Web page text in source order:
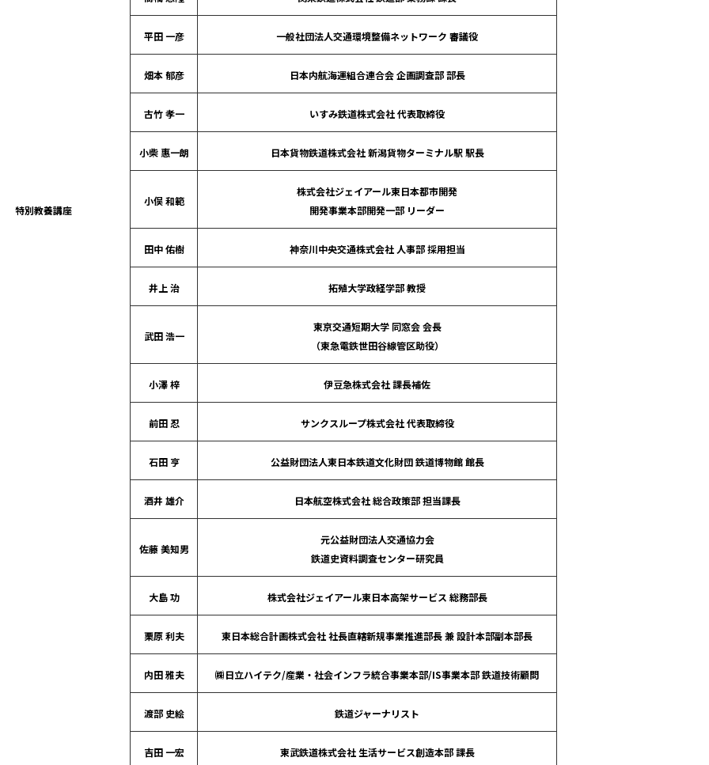
特別教養講座
平田 一彦 一般社団法人交通環境整備ネットワーク 審議役
畑本 郁彦 日本内航海運組合連合会 企画調査部 部長
古竹 孝一 いすみ鉄道株式会社 代表取締役
小柴 惠一朗 日本貨物鉄道株式会社 新潟貨物ターミナル駅 駅長
小俣 和範
株式会社ジェイアール東日本都市開発
開発事業本部開発一部 リーダー
田中 佑樹 神奈川中央交通株式会社 人事部 採用担当
井上 治 拓殖大学政経学部 教授
武田 浩一
東京交通短期大学 同窓会 会長
（東急電鉄世田谷線管区助役）
小澤 梓 伊豆急株式会社 課長補佐
前田 忍 サンクスループ株式会社 代表取締役
石田 亨 公益財団法人東日本鉄道文化財団 鉄道博物館 館長
酒井 雄介 日本航空株式会社 総合政策部 担当課長
佐藤 美知男
元公益財団法人交通協力会
鉄道史資料調査センター研究員
大島 功 株式会社ジェイアール東日本高架サービス 総務部長
栗原 利夫 東日本総合計画株式会社 社長直轄新規事業推進部長 兼 設計本部副本部長
内田 雅夫 ㈱日立ハイテク/産業・社会インフラ統合事業本部/IS事業本部 鉄道技術顧問
渡部 史絵 鉄道ジャーナリスト
吉田 一宏 東武鉄道株式会社 生活サービス創造本部 課長